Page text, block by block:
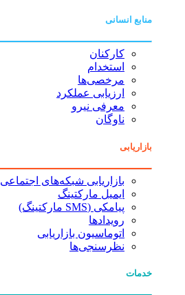
منابع انسانی
کارکنان
استخدام
مرخصی‌ها
ارزیابی عملکرد
معرفی نیرو
ناوگان
بازاریابی
بازاریابی شبکه‌های اجتماعی
ایمیل مارکتینگ
پیامکی (SMS مارکتینگ)
رویدادها
اتوماسیون بازاریابی
نظرسنجی‌ها
خدمات